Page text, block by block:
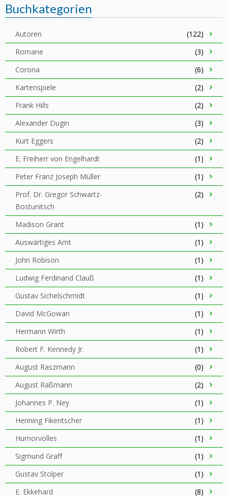
Buchkategorien
Autoren
(122)
Romane
(3)
Corona
(6)
Kartenspiele
(2)
Frank Hills
(2)
Alexander Dugin
(3)
Kurt Eggers
(2)
E. Freiherr von Engelhardt
(1)
Peter Franz Joseph Müller
(1)
Prof. Dr. Gregor Schwartz-
Bostunitsch
(2)
Madison Grant
(1)
Auswärtiges Amt
(1)
John Robison
(1)
Ludwig Ferdinand Clauß
(1)
Gustav Sichelschmidt
(1)
David McGowan
(1)
Hermann Wirth
(1)
Robert F. Kennedy Jr.
(1)
August Raszmann
(0)
August Raßmann
(2)
Johannes P. Ney
(1)
Henning Fikentscher
(1)
Humorvolles
(1)
Sigmund Graff
(1)
Gustav Stolper
(1)
E. Ekkehard
(8)